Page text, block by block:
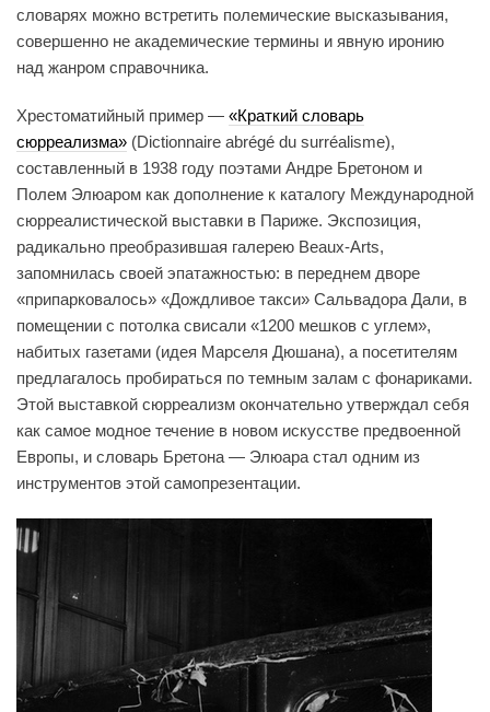
словарях можно встретить полемические высказывания,
совершенно не академические термины и явную иронию
над жанром справочника.
Хрестоматийный пример — «Краткий словарь
сюрреализма» (Dictionnaire abrégé du surréalisme),
составленный в 1938 году поэтами Андре Бретоном и
Полем Элюаром как дополнение к каталогу Международной
сюрреалистической выставки в Париже. Экспозиция,
радикально преобразившая галерею Beaux-Arts,
запомнилась своей эпатажностью: в переднем дворе
«припарковалось» «Дождливое такси» Сальвадора Дали, в
помещении с потолка свисали «1200 мешков с углем»,
набитых газетами (идея Марселя Дюшана), а посетителям
предлагалось пробираться по темным залам с фонариками.
Этой выставкой сюрреализм окончательно утверждал себя
как самое модное течение в новом искусстве предвоенной
Европы, и словарь Бретона — Элюара стал одним из
инструментов этой самопрезентации.